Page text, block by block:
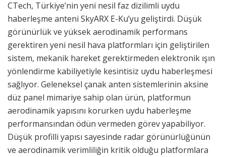
CTech, Türkiye’nin yeni nesil faz dizilimli uydu
haberleşme anteni SkyARX E-Ku’yu geliştirdi. Düşük
görünürlük ve yüksek aerodinamik performans
gerektiren yeni nesil hava platformları için geliştirilen
sistem, mekanik hareket gerektirmeden elektronik ışın
yönlendirme kabiliyetiyle kesintisiz uydu haberleşmesi
sağlıyor. Geleneksel çanak anten sistemlerinin aksine
düz panel mimariye sahip olan ürün, platformun
aerodinamik yapısını korurken uydu haberleşme
performansından ödün vermeden görev yapabiliyor.
Düşük profilli yapısı sayesinde radar görünürlüğünün
ve aerodinamik verimliliğin kritik olduğu platformlara